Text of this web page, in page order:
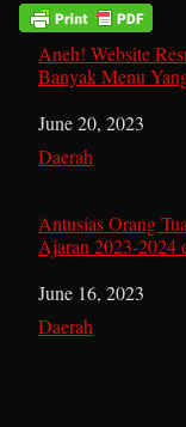
Aneh! Website
Banyak Menu
Date
June 20, 2023
In relation to
Daerah
Antusias Orang
Ajaran 2023-2024
Date
June 16, 2023
In relation to
Daerah